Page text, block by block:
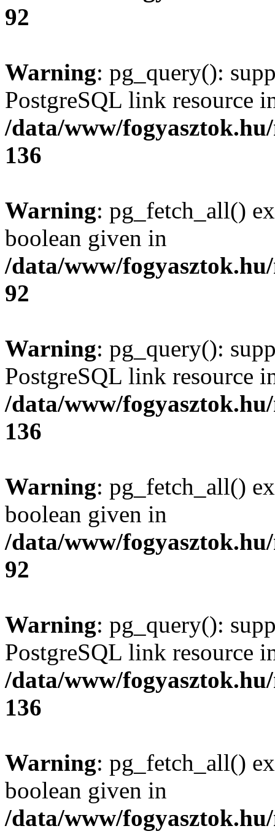
92
Warning: pg_query():
PostgreSQL link resource
/data/www/
136
Warning: pg_fetch_all()
boolean given in
/data/www/
92
Warning: pg_query():
PostgreSQL link resource
/data/www/
136
Warning: pg_fetch_all()
boolean given in
/data/www/
92
Warning: pg_query():
PostgreSQL link resource
/data/www/
136
Warning: pg_fetch_all()
boolean given in
/data/www/